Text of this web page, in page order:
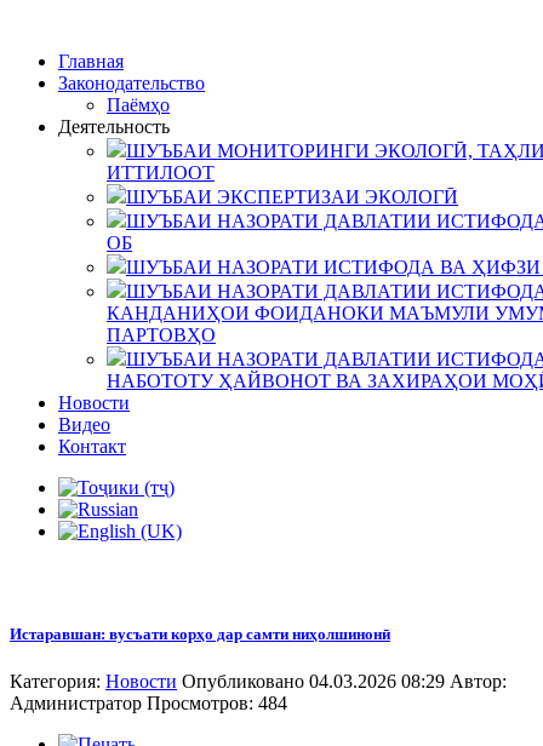
Главная
Законодательство
Паёмҳо
Деятельность
ШУЪБАИ МОНИТОРИНГИ ЭКОЛОГӢ,
ИТТИЛООТ
ШУЪБАИ ЭКСПЕРТИЗАИ ЭКОЛОГӢ
ШУЪБАИ НАЗОРАТИ ДАВЛАТИИ
ОБ
ШУЪБАИ НАЗОРАТИ ИСТИФОДА ВА
ШУЪБАИ НАЗОРАТИ ДАВЛАТИИ
КАНДАНИҲОИ ФОИДАНОКИ МАЪМУЛИ
ПАРТОВҲО
ШУЪБАИ НАЗОРАТИ ДАВЛАТИИ
НАБОТОТУ ҲАЙВОНОТ ВА ЗАХИРАҲОИ
Новости
Видео
Контакт
Истаравшан: вусъати корҳо дар самти ниҳолшинонӣ
Категория: Новости Опубликовано 04.03.2026 08:29 Автор:
Администратор Просмотров: 484